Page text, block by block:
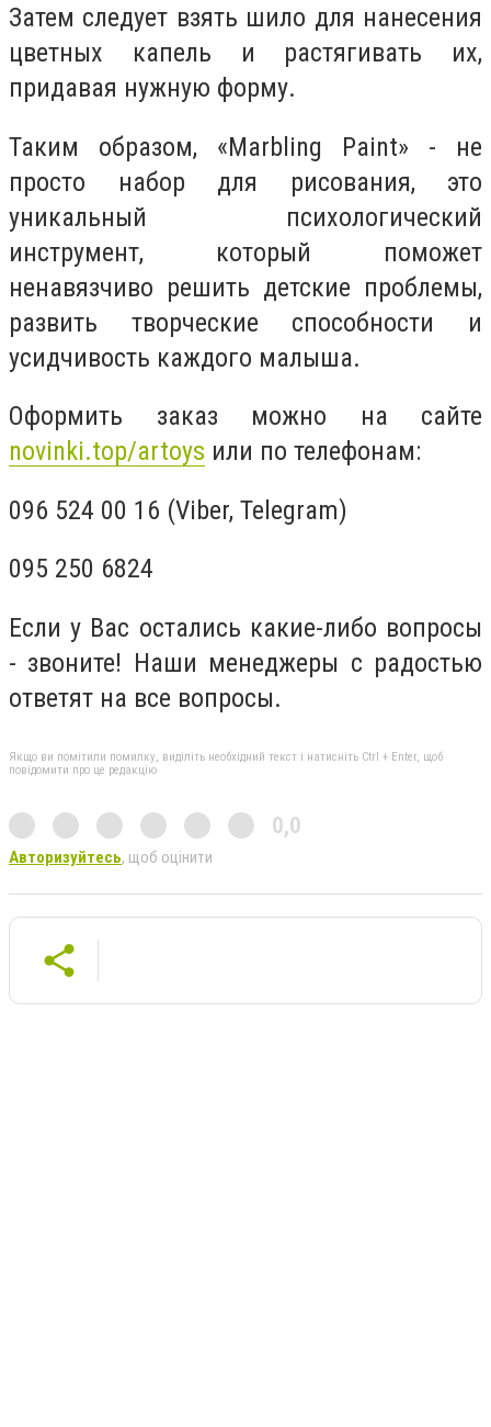
Затем следует взять шило для нанесения
цветных капель и растягивать их,
придавая нужную форму.
Таким образом, «Marbling Paint» - не
просто набор для рисования, это
уникальный психологический
инструмент, который поможет
ненавязчиво решить детские проблемы,
развить творческие способности и
усидчивость каждого малыша.
Оформить заказ можно на сайте
novinki.top/artoys или по телефонам:
096 524 00 16 (Viber, Telegram)
095 250 6824
Если у Вас остались какие-либо вопросы
- звоните! Наши менеджеры с радостью
ответят на все вопросы.
Якщо ви помітили помилку, виділіть необхідний текст і натисніть Ctrl + Enter, щоб
повідомити про це редакцію
0,0
Авторизуйтесь, щоб оцінити